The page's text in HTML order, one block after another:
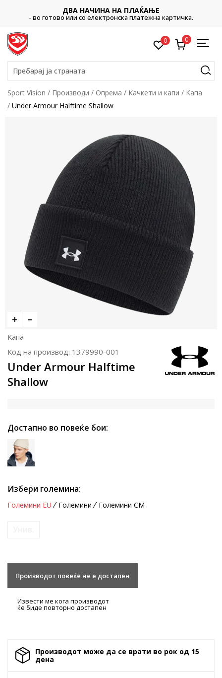
ДВА НАЧИНА НА ПЛАЌАЊЕ
- во готово или со електронска платежна картичка.
0 0
Пребарај ја страната
Sport Vision Производи Опрема Качкети и капи
Капа
Under Armour Halftime Shallow
Капа
Код на производ: 1379990-001
Under Armour Halftime
Shallow
Достапно во повеќе бои:
Избери големина:
Големини EU Големини Големини CM
Производот повеќе не е достапен
Извести ме кога производот
ќе биде повторно достапен
Производот може да се врати во рок од 15
денa